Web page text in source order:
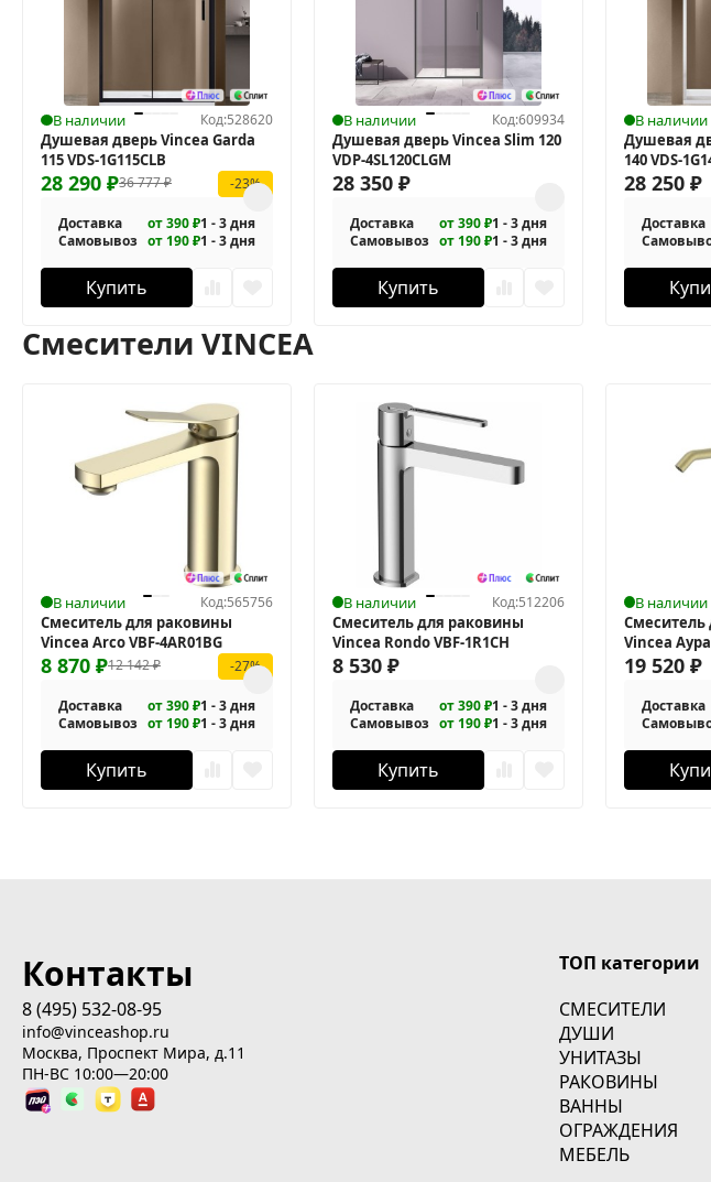
В наличии Код:528620
Душевая дверь Vincea Garda
115 VDS-1G115CLB
36 777₽
28 290 ₽ -23%
Доставка от 390 ₽1 - 3 дня
Самовывоз от 190 ₽1 - 3 дня
Купить
В наличии Код:609934
Душевая дверь Vincea Slim 120
VDP-4SL120CLGM
28 350 ₽
Доставка от 390 ₽1 - 3 дня
Самовывоз от 190 ₽1 - 3 дня
Купить
В наличии
Душевая
140 VDS-
28 250 ₽
Доставка
Смесители VINCEA
В наличии Код:565756
Смеситель для раковины
Vincea Arco VBF-4AR01BG
12 142₽
8 870 ₽ -27%
Доставка от 390 ₽1 - 3 дня
Самовывоз от 190 ₽1 - 3 дня
Купить
В наличии Код:512206
Смеситель для раковины
Vincea Rondo VBF-1R1CH
8 530 ₽
Доставка от 390 ₽1 - 3 дня
Самовывоз от 190 ₽1 - 3 дня
Купить
В наличии
Смеситель
Vincea
19 520 ₽
Доставка
Контакты
8 (495) 532-08-95
info@vinceashop.ru
Москва, Проспект Мира, д.11
ПН-ВС 10:00—20:00
ТОП категории
СМЕСИТЕЛИ
ДУШИ
УНИТАЗЫ
РАКОВИНЫ
ВАННЫ
ОГРАЖДЕНИЯ
МЕБЕЛЬ